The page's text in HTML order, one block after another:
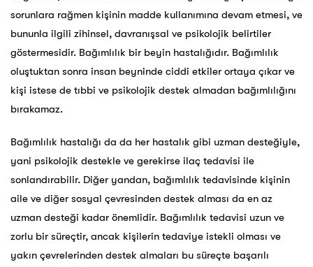
sorunlara rağmen kişinin madde kullanımına devam etmesi, ve
bununla ilgili zihinsel, davranışsal ve psikolojik belirtiler
göstermesidir. Bağımlılık bir beyin hastalığıdır. Bağımlılık
oluştuktan sonra insan beyninde ciddi etkiler ortaya çıkar ve
kişi istese de tıbbi ve psikolojik destek almadan bağımlılığını
bırakamaz.
Bağımlılık hastalığı da da her hastalık gibi uzman desteğiyle,
yani psikolojik destekle ve gerekirse ilaç tedavisi ile
sonlandırabilir. Diğer yandan, bağımlılık tedavisinde kişinin
aile ve diğer sosyal çevresinden destek alması da en az
uzman desteği kadar önemlidir. Bağımlılık tedavisi uzun ve
zorlu bir süreçtir, ancak kişilerin tedaviye istekli olması ve
yakın çevrelerinden destek almaları bu süreçte başarılı